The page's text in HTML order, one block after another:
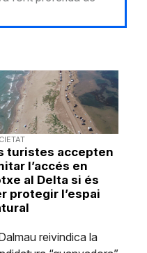
turistes accepten
l’accés en
al Delta si és
protegir l’espai